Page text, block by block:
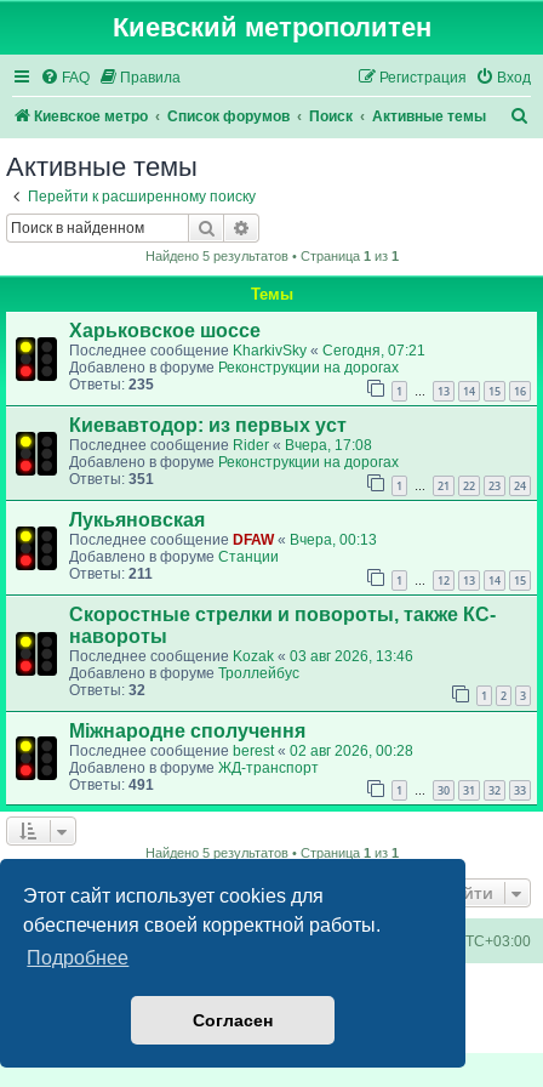
Этот сайт использует cookies для
обеспечения своей корректной работы.
Подробнее
Согласен
Киевский метрополитен
FAQ Правила Вход
Регистрация
Киевское метро Список форумов Поиск Активные темы
Активные темы
Перейти к расширенному поиску
Поиск
Найдено 5 результатов • Страница 1из 1
Темы
Харьковское шоссе
Последнее сообщение KharkivSky « Сегодня, 07:21
Добавлено в форуме Реконструкции на дорогах
Ответы: 235 1 … 13 14 15 16
Киевавтодор: из первых уст
Последнее сообщение Rider « Вчера, 17:08
Добавлено в форуме Реконструкции на дорогах
Ответы: 351 1 … 21 22 23 24
Лукьяновская
Последнее сообщение DFAW« Вчера, 00:13
Добавлено в форуме Станции
Ответы: 211 1 12 13 14 15
Скоростные стрелки и повороты, также КС-
навороты
Последнее сообщение Kozak « 03 авг 2026, 13:46
Добавлено в форуме Троллейбус
Ответы: 32 1 2 3
Міжнародне сполучення
Последнее сообщение berest« 02 авг 2026, 00:28
Добавлено в форуме ЖД-транспорт
Ответы: 491 1 … 30 31 32 33
Найдено 5 результатов • Страница 1из 1
Перейти
UTC+03:00
Конфиденциальность